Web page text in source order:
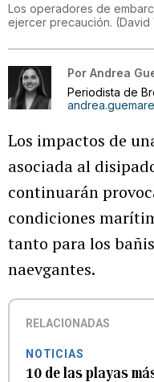
Los operadores de
ejercer precaución. (David
Por Andrea
Periodista de
Los impactos de
asociada al
continuarán
condiciones
tanto para los
naevgantes.
RELACIONADAS
NOTICIAS
10 de las playas